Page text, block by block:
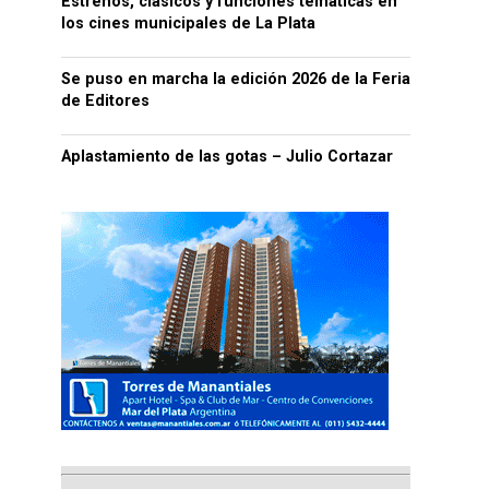
los cines municipales de La Plata
Se puso en marcha la edición 2026 de la Feria
de Editores
Aplastamiento de las gotas – Julio Cortazar